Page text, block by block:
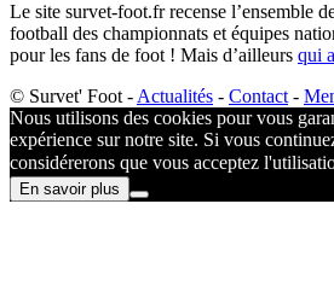
Le site survet-foot.fr recense l’ensemble
football des championnats et équipes
pour les fans de foot ! Mais d’ailleurs qui
© Survet' Foot - Actualités - Contact -
Nous utilisons des cookies pour vous
expérience sur notre site. Si vous
considérerons que vous acceptez
En savoir plus